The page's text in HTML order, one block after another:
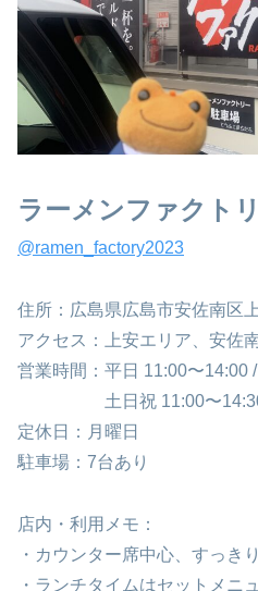
ラーメンファクト
@ramen_factory2023
住所：広島県広島市安佐南区
アクセス：上安エリア、安佐
営業時間：平日 11:00〜14:00
土日祝 11:00〜14:30 /
定休日：月曜日
駐車場：7台あり
店内・利用メモ：
・カウンター席中心、すっき
・ランチタイムはセットメニ